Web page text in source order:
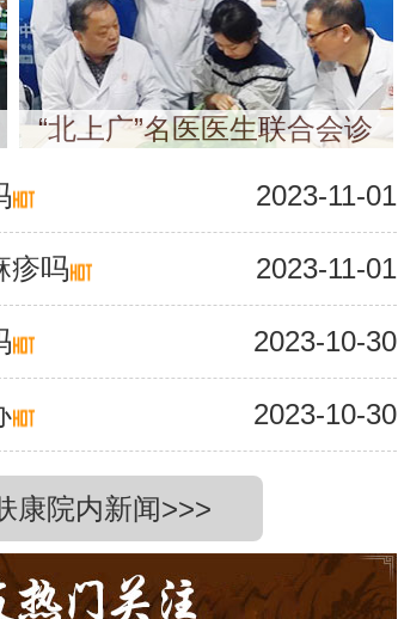
“北上广”名医医生联合会诊
2023-11-01
疹吗 2023-11-01
2023-10-30
2023-10-30
康院内新闻>>>